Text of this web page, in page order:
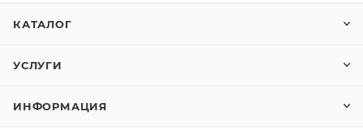
КАТАЛОГ
УСЛУГИ
ИНФОРМАЦИЯ